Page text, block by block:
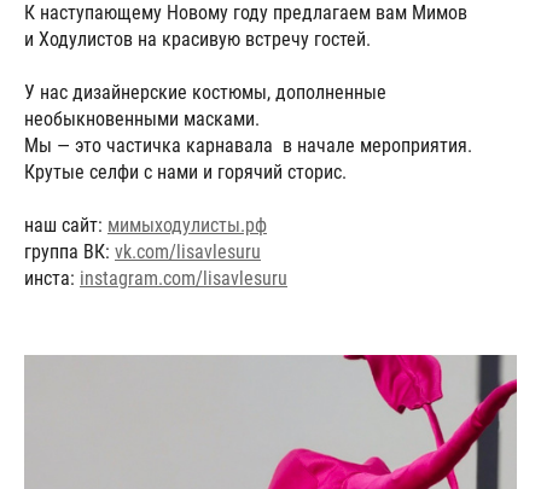
К наступающему Новому году предлагаем вам Мимов
и Ходулистов на красивую встречу гостей.
У нас дизайнерские костюмы, дополненные
необыкновенными масками.
Мы — это частичка карнавала в начале мероприятия.
Крутые селфи с нами и горячий сторис.
наш сайт: мимыходулисты.рф
группа ВК: vk.com/lisavlesuru
инста: instagram.com/lisavlesuru